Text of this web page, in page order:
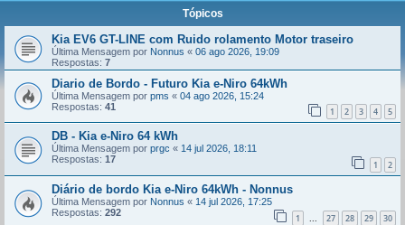
Tópicos
Kia EV6 GT-LINE com Ruido rolamento Motor traseiro
Última Mensagem por Nonnus « 06 ago 2026, 19:09
Respostas: 7
Diario de Bordo - Futuro Kia e-Niro 64kWh
Última Mensagem por pms « 04 ago 2026, 15:24
Respostas: 41 1 2 3 4 5
DB - Kia e-Niro 64 kWh
Última Mensagem por prgc « 14 jul 2026, 18:11
Respostas: 17 1 2
Diário de bordo Kia e-Niro 64kWh - Nonnus
Última Mensagem por Nonnus « 14 jul 2026, 17:25
Respostas: 292 1 ... 27 28 29 30